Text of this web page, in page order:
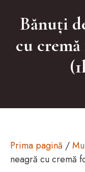
Bănuți
cu
Prima pagină /
neagră cu cremă